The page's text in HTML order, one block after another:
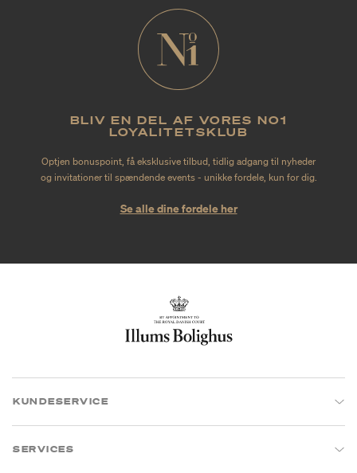
BLIV EN DEL AF VORES NO1
LOYALITETSKLUB
Optjen bonuspoint, få eksklusive tilbud, tidlig adgang til nyheder
og invitationer til spændende events - unikke fordele, kun for dig.
Se alle dine fordele her
KUNDESERVICE
SERVICES